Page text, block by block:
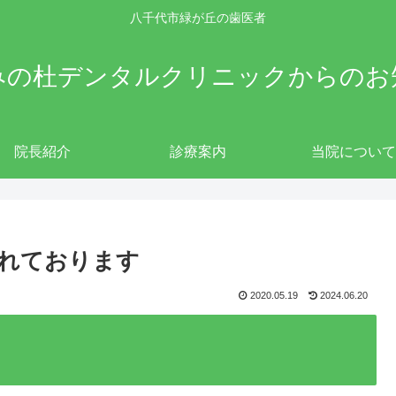
八千代市緑が丘の歯医者
杜デンタルクリニックからの
院長紹介 診療案内 当院について
ております
2020.05.19 2024.06.20